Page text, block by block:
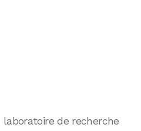
de recherche